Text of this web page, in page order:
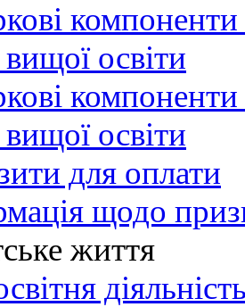
вищої освіти
вищої освіти
для оплати
щодо
життя